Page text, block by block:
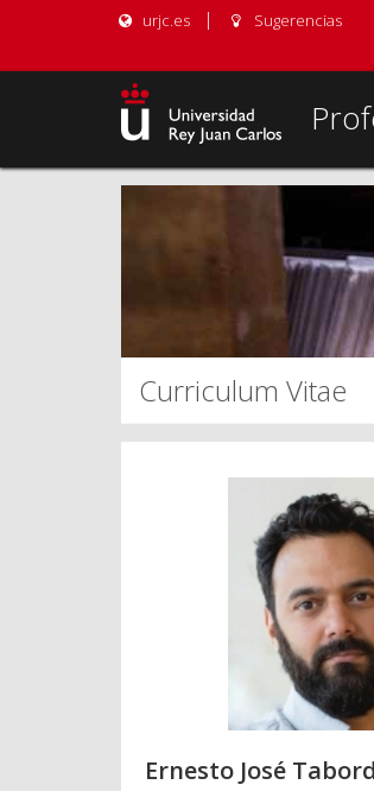
urjc.es Sugerencias
Curriculum Vitae
Ernesto José